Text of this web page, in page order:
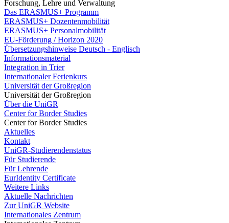
Forschung, Lehre und Verwaltung
Das ERASMUS+ Programm
ERASMUS+ Dozentenmobilität
ERASMUS+ Personalmobilität
EU-Förderung / Horizon 2020
Übersetzungshinweise Deutsch - Englisch
Informationsmaterial
Integration in Trier
Internationaler Ferienkurs
Universität der Großregion
Universität der Großregion
Über die UniGR
Center for Border Studies
Center for Border Studies
Aktuelles
Kontakt
UniGR-Studierendenstatus
Für Studierende
Für Lehrende
EurIdentity Certificate
Weitere Links
Aktuelle Nachrichten
Zur UniGR Website
Internationales Zentrum